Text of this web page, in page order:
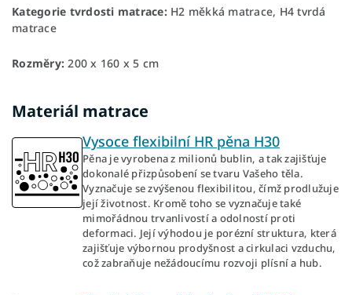
Kategorie tvrdosti matrace:H2 měkká matrace, H4 tvrdá
matrace
Rozměry: 200 x 160 x 5 cm
Materiál matrace
Vysoce flexibilní HR pěna H30
Pěna je vyrobena z milionů bublin, a tak zajišťuje
dokonalé přizpůsobení se tvaru Vašeho těla.
Vyznačuje se zvýšenou flexibilitou, čímž prodlužuje
její životnost. Kromě toho se vyznačuje také
mimořádnou trvanlivostí a odolností proti
deformaci. Její výhodou je porézní struktura, která
zajišťuje výbornou prodyšnost a cirkulaci vzduchu,
což zabraňuje nežádoucímu rozvoji plísní a hub.